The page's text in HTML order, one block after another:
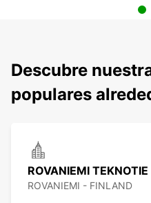
Descubre
populares
ROVANIEMI TEKNOTIE
ROVANIEMI - FINLAND